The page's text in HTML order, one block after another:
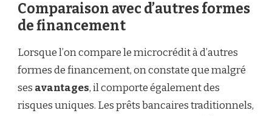
Comparaison avec d’autres formes
de financement
Lorsque l’on compare le microcrédit à d’autres
formes de financement, on constate que malgré
ses avantages, il comporte également des
risques uniques. Les prêts bancaires traditionnels,